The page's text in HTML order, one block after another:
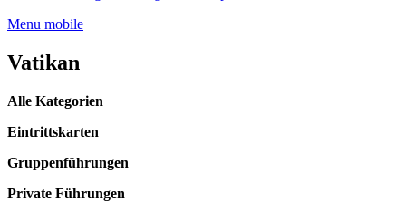
Menu mobile
Vatikan
Alle Kategorien
Eintrittskarten
Gruppenführungen
Private Führungen